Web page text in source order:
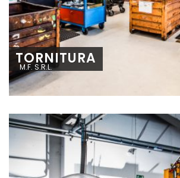
TORNITURA
M.F. S.R.L.